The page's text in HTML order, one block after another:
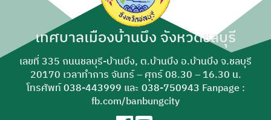
ค้นหา
สำหรับ:
เทศบาลเมืองบ้านบึง จังหวัดชลบุรี
เลขที่ 335 ถนนชลบุรี-บ้านบึง, ต.บ้านบึง อ.บ้านบึง จ.ชลบุรี
20170 เวลาทำการ จันทร์ – ศุกร์ 08.30 – 16.30 น.
โทรศัพท์038-443999 และ 038-750943 Fanpage :
fb.com/banbungcity